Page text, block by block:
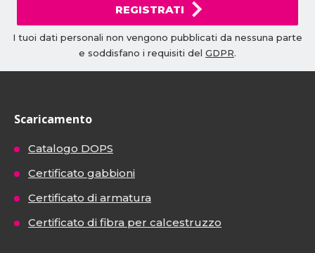
REGISTRATI
I tuoi dati personali non vengono pubblicati da nessuna parte
e soddisfano i requisiti del GDPR.
Scaricamento
Catalogo DOPS
Certificato gabbioni
Certificato di armatura
Certificato di fibra per calcestruzzo